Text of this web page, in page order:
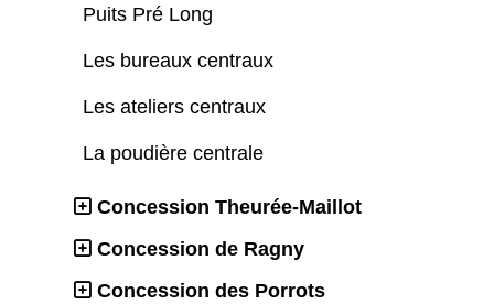
Puits Pré Long
Les bureaux centraux
Les ateliers centraux
La poudière centrale
Concession Theurée-Maillot
Concession de Ragny
Concession des Porrots